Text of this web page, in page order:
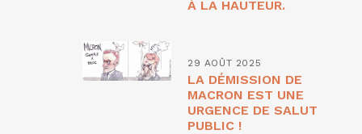
À LA HAUTEUR.
29 AOÛT 2025
LA DÉMISSION DE
MACRON EST UNE
URGENCE DE SALUT
PUBLIC !